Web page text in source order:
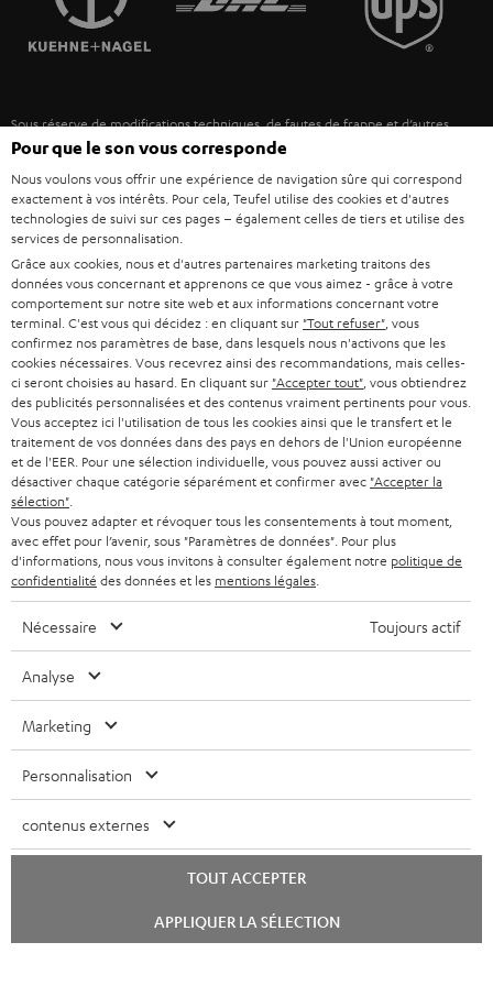
ULTIMA
FANSHOP
NOUVEAUTÉS
MANAGEMENT
ACCESSIBILITÉ
POLOGNE
ITALIE
USA
AUTRES PAYS
Sous réserve de modifications techniques, de fautes de frappe et d’autres
erreurs. Les accessoires figurant sur l’image ne font pas partie du contenu de
©2026 Lautsprecher Teufel GmbH - Tous droits réservés.
Mentions légales CGV
Politique de confidentialité
Paramètres de confidentialité
EU Data Act renoncer au contrat ici
chat
Pour que le son vous corresponde
Nous voulons vous offrir une expérience de navigation sûre qui correspond
exactement à vos intérêts. Pour cela, Teufel utilise des cookies et d'autres
technologies de suivi sur ces pages – également celles de tiers et utilise des
services de personnalisation.
Grâce aux cookies, nous et d'autres partenaires marketing traitons des
données vous concernant et apprenons ce que vous aimez - grâce à votre
comportement sur notre site web et aux informations concernant votre
terminal. C'est vous qui décidez : en cliquant sur "Tout refuser" , vous
confirmez nos paramètres de base, dans lesquels nous n'activons que les
cookies nécessaires. Vous recevrez ainsi des recommandations, mais celles-
ci seront choisies au hasard. En cliquant sur "Accepter tout" , vous obtiendrez
des publicités personnalisées et des contenus vraiment pertinents pour vous.
Vous acceptez ici l'utilisation de tous les cookies ainsi que le transfert et le
traitement de vos données dans des pays en dehors de l'Union européenne
et de l'EER. Pour une sélection individuelle, vous pouvez aussi activer ou
désactiver chaque catégorie séparément et confirmer avec "Accepter la
sélection"
Vous pouvez adapter et révoquer tous les consentements à tout moment,
avec effet pour l’avenir, sous "Paramètres de données". Pour plus
d'informations, nous vous invitons à consulter également notre politique de
confidentialité des données et les mentions légales
Nécessaire Toujours actif
Analyse
Marketing
Personnalisation
contenus externes
TOUT ACCEPTER
APPLIQUER LA SÉLECTION